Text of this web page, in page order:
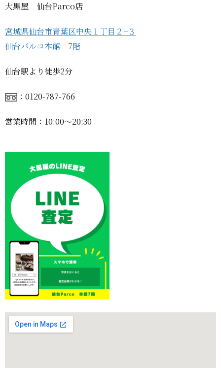
大黒屋 仙台Parco店
宮城県仙台市青葉区中央１丁目２−３
仙台パルコ本館 7階
仙台駅より徒歩2分
：0120-787-766
営業時間：10:00〜20:30